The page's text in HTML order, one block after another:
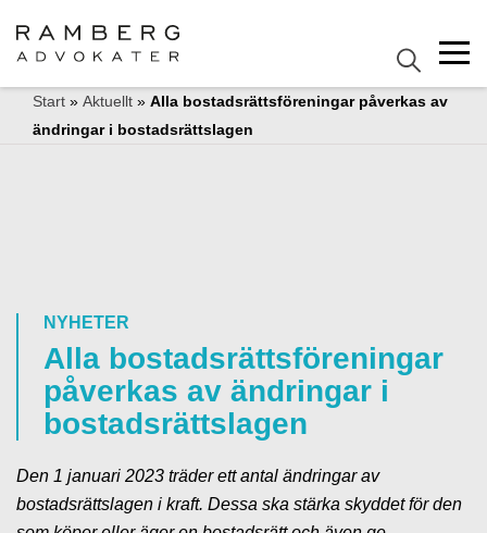
Start » Aktuellt » Alla bostadsrättsföreningar påverkas av
ändringar i bostadsrättslagen
NYHETER
Alla bostadsrättsföreningar
påverkas av ändringar i
bostadsrättslagen
Den 1 januari 2023 träder ett antal ändringar av
bostadsrättslagen i kraft. Dessa ska stärka skyddet för den